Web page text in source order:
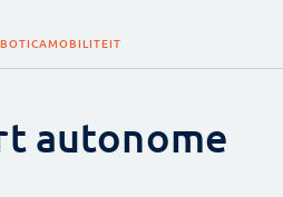
MOBILITEIT
autonome